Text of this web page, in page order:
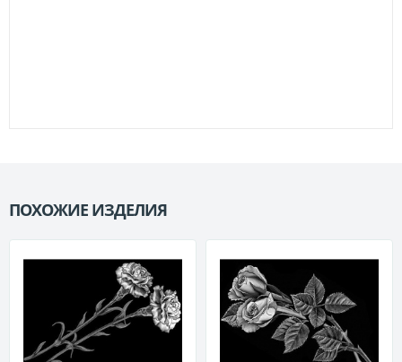
ПОХОЖИЕ ИЗДЕЛИЯ